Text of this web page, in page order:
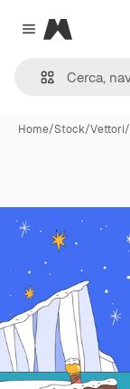
Close menu
Magnific
Home/Stock/Vettori/